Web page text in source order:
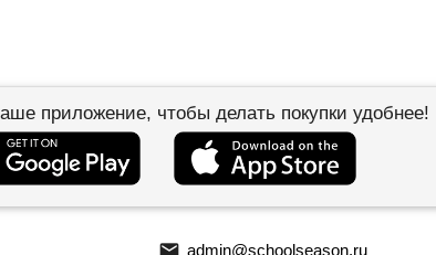
приложение, чтобы делать покупки удобнее!
admin@schoolseason.ru